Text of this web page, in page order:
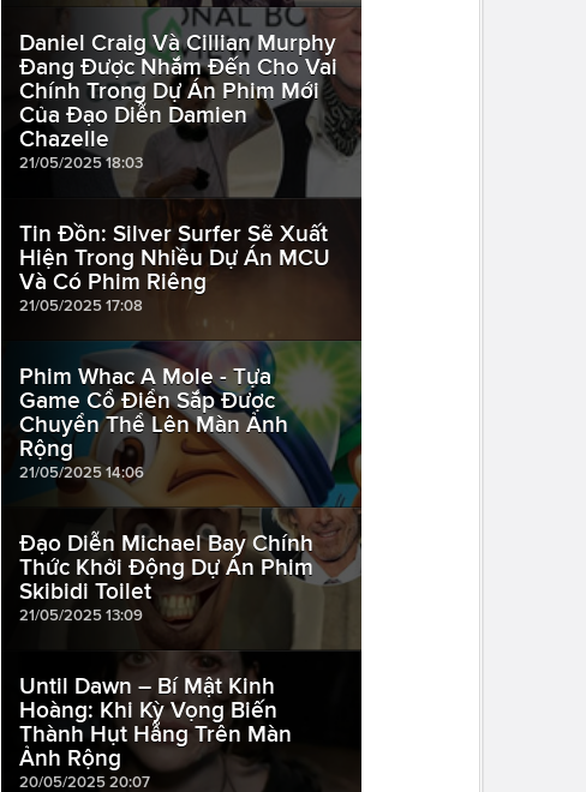
Daniel Craig Và Cillian Murphy
Đang Được Nhắm Đến Cho Vai
Chính Trong Dự Án Phim Mới
Của Đạo Diễn Damien
Chazelle
21/05/2025 18:03
Tin Đồn: Silver Surfer Sẽ Xuất
Hiện Trong Nhiều Dự Án MCU
Và Có Phim Riêng
21/05/2025 17:08
Phim Whac A Mole - Tựa
Game Cổ Điển Sắp Được
Chuyển Thể Lên Màn Ảnh
Rộng
21/05/2025 14:06
Đạo Diễn Michael Bay Chính
Thức Khởi Động Dự Án Phim
Skibidi Toilet
21/05/2025 13:09
Until Dawn – Bí Mật Kinh
Hoàng: Khi Kỳ Vọng Biến
Thành Hụt Hẫng Trên Màn
Ảnh Rộng
20/05/2025 20:07